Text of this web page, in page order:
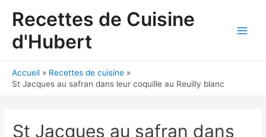
Recettes de Cuisine
d'Hubert
Accueil
Recettes de cuisine
St Jacques au safran dans leur coquille au Reuilly blanc
St Jacques au safran dans